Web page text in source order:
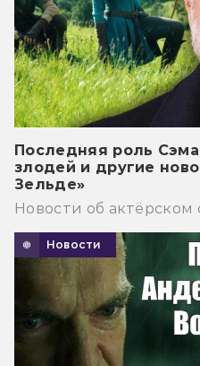
Последняя роль
злодей и другие
Зельде»
Новости об актёрском
Новости